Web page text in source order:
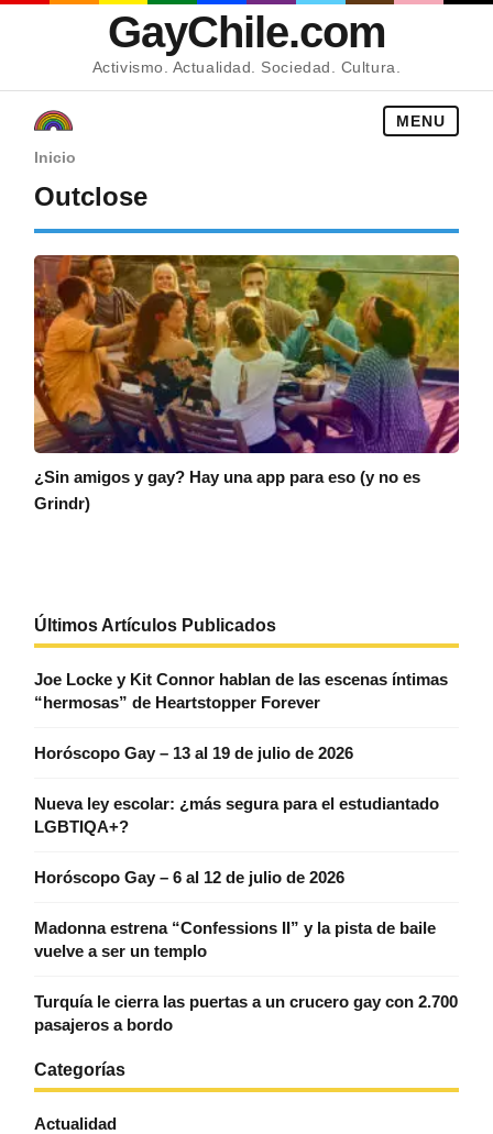
GayChile.com
Activismo. Actualidad. Sociedad. Cultura.
MENU
Inicio
Outclose
¿Sin amigos y gay? Hay una app para eso (y no es
Grindr)
Últimos Artículos Publicados
Joe Locke y Kit Connor hablan de las escenas íntimas
“hermosas” de Heartstopper Forever
Horóscopo Gay – 13 al 19 de julio de 2026
Nueva ley escolar: ¿más segura para el estudiantado
LGBTIQA+?
Horóscopo Gay – 6 al 12 de julio de 2026
Madonna estrena “Confessions II” y la pista de baile
vuelve a ser un templo
Turquía le cierra las puertas a un crucero gay con 2.700
pasajeros a bordo
Categorías
Actualidad